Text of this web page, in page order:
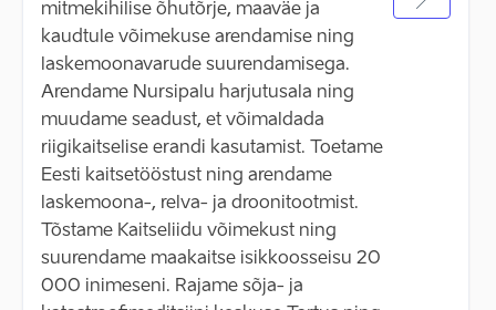
mitmekihilise õhutõrje, maaväe ja
kaudtule võimekuse arendamise ning
laskemoonavarude suurendamisega.
Arendame Nursipalu harjutusala ning
muudame seadust, et võimaldada
riigikaitselise erandi kasutamist. Toetame
Eesti kaitsetööstust ning arendame
laskemoona-, relva- ja droonitootmist.
Tõstame Kaitseliidu võimekust ning
suurendame maakaitse isikkoosseisu 20
000 inimeseni. Rajame sõja- ja